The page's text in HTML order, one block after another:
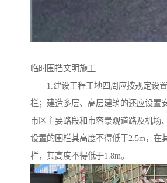
临时围挡文明施工
1.建设工程工地四周应按规定设置
栏；建造多层、高层建筑的还应设置
市区主要路段和市容景观道路及机场
设置的围栏其高度不得低于2.5m，在
栏，其高度不得低于1.8m。